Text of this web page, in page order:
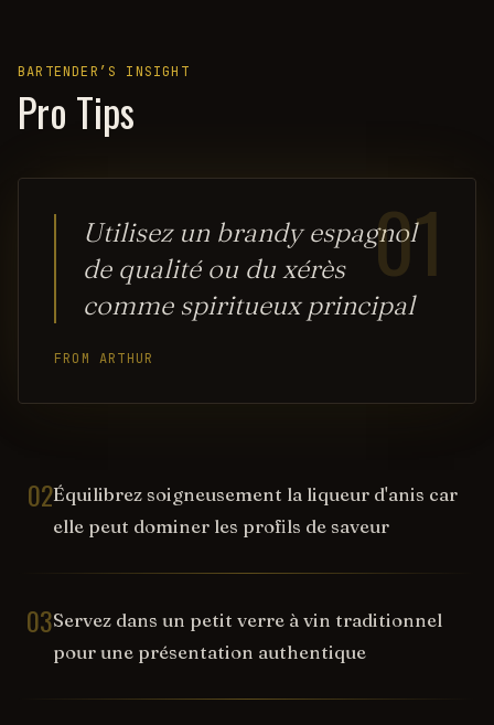
BARTENDER’S INSIGHT
Pro Tips
01
Utilisez un brandy espagnol
de qualité ou du xérès
comme spiritueux principal
FROM ARTHUR
02Équilibrez soigneusement la liqueur d'anis car
elle peut dominer les profils de saveur
03Servez dans un petit verre à vin traditionnel
pour une présentation authentique